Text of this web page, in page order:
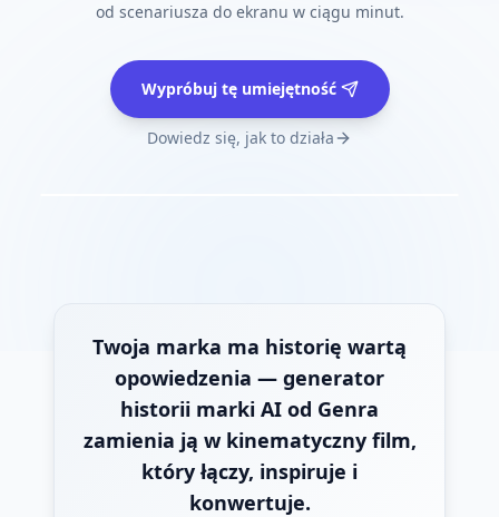
od scenariusza do ekranu w ciągu minut.
Wypróbuj tę umiejętność
Dowiedz się, jak to działa
Twoja marka ma historię wartą
opowiedzenia — generator
historii marki AI od Genra
zamienia ją w kinematyczny film,
który łączy, inspiruje i
konwertuje.